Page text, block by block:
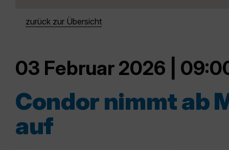
zurück zur Übersicht
03 Februar 2026 |
Condor nimmt ab
auf